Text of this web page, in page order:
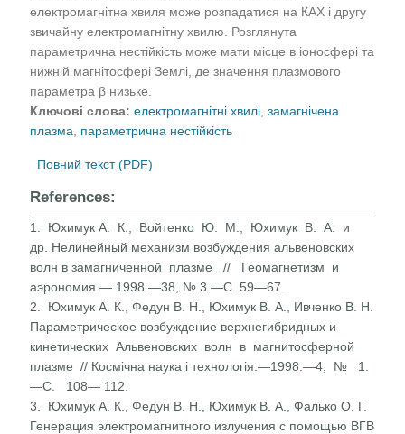
електромагнітна хвиля може розпадатися на КАХ і другу
звичайну електромагнітну хвилю. Розглянута
параметрична нестійкість може мати місце в іоносфері та
нижній магнітосфері Землі, де значення плазмового
параметра β низьке.
Ключові слова: електромагнітні хвилі ,замагнічена
плазма
параметрична нестійкість
Повний текст (PDF)
References:
1. Юхимук А. К., Войтенко Ю. М., Юхимук В. А. и
др. Нелинейный механизм возбуждения альвеновских
волн в замагниченной плазме // Геомагнетизм и
аэрономия.— 1998.—38, № 3.—С. 59—67.
2. Юхимук А. К., Федун В. Н., Юхимук В. А., Ивченко В. Н.
Параметрическое возбуждение верхнегибридных и
кинети­ческих Альвеновских волн в магнитосферной
плазме // Космічна наука і технологія.—1998.—4, № 1.
—С. 108— 112.
3. Юхимук А. К., Федун В. Н., Юхимук В. А., Фалько О. Г.
Генерация электромагнитного излучения с помощью ВГВ